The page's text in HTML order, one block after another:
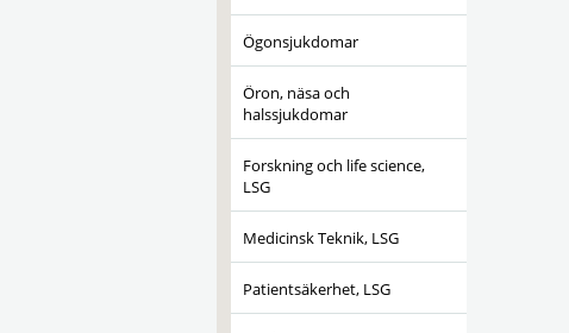
Ögonsjukdomar
Öron, näsa och
halssjukdomar
Forskning och life science,
LSG
Medicinsk Teknik, LSG
Patientsäkerhet, LSG